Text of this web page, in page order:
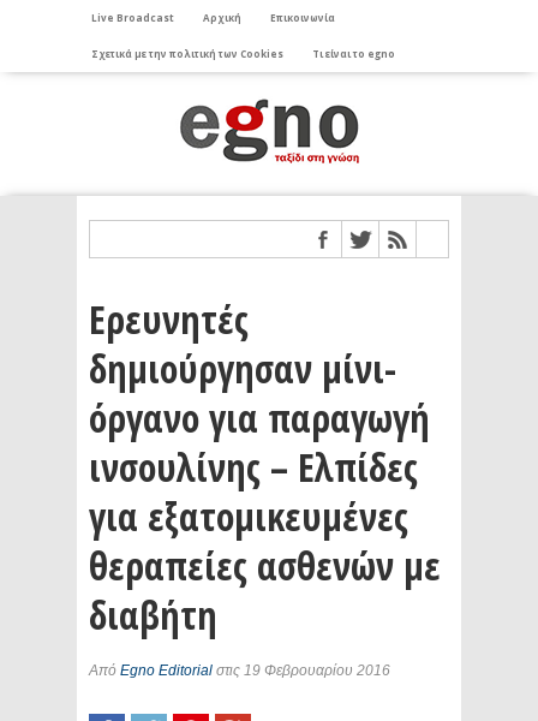
Live Broadcast Αρχική Επικοινωνία
Σχετικά με την πολιτική των Cookies Τι είναι το egno
Ερευνητές
δημιούργησαν μίνι-
όργανο για παραγωγή
ινσουλίνης – Ελπίδες
για εξατομικευμένες
θεραπείες ασθενών με
διαβήτη
Από Egno Editorial στις 19 Φεβρουαρίου 2016